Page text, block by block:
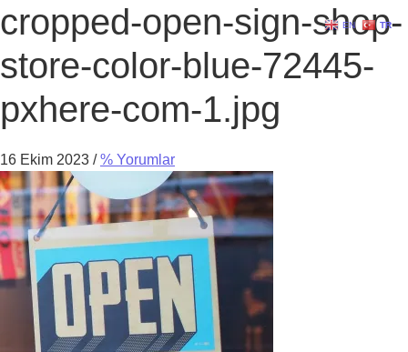
cropped-open-sign-shop-
store-color-blue-72445-
pxhere-com-1.jpg
16 Ekim 2023 / % Yorumlar
EN TR